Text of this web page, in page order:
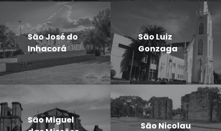
São José do
Inhacorá
São Luiz
Gonzaga
São Miguel
São Nicolau